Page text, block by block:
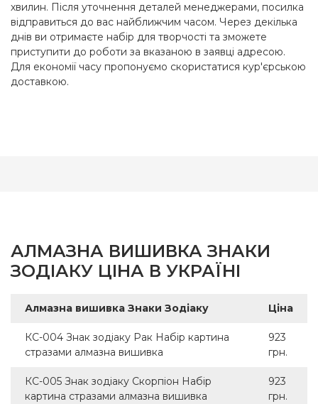
хвилин. Після уточнення деталей менеджерами, посилка
відправиться до вас найближчим часом. Через декілька
днів ви отримаєте набір для творчості та зможете
приступити до роботи за вказаною в заявці адресою.
Для економії часу пропонуємо скористатися кур'єрською
доставкою.
АЛМАЗНА ВИШИВКА ЗНАКИ
ЗОДІАКУ ЦІНА В УКРАЇНІ
Алмазна вишивка Знаки Зодіаку Ціна
КС-004 Знак зодіаку Рак Набір картина
стразами алмазна вишивка
923
грн.
КС-005 Знак зодіаку Скорпіон Набір
картина стразами алмазна вишивка
923
грн.